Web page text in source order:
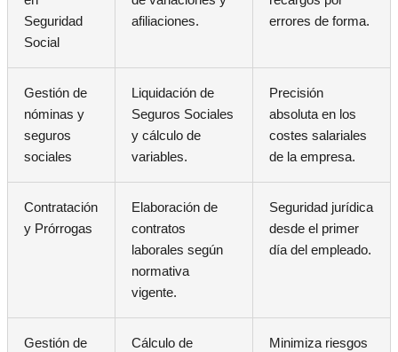
Seguridad
Social
afiliaciones.
errores de forma.
Gestión de
nóminas y
seguros
sociales
Liquidación de
Seguros Sociales
y cálculo de
variables.
Precisión
absoluta en los
costes salariales
de la empresa.
Contratación
y Prórrogas
Elaboración de
contratos
laborales según
normativa
vigente.
Seguridad jurídica
desde el primer
día del empleado.
Gestión de
Cálculo de
Minimiza riesgos